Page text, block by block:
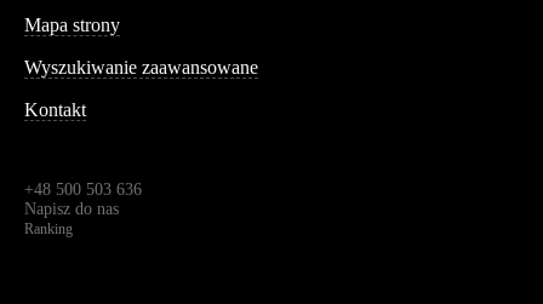
Mapa strony
Wyszukiwanie zaawansowane
Kontakt
+48 500 503 636
Napisz do nas
Ranking